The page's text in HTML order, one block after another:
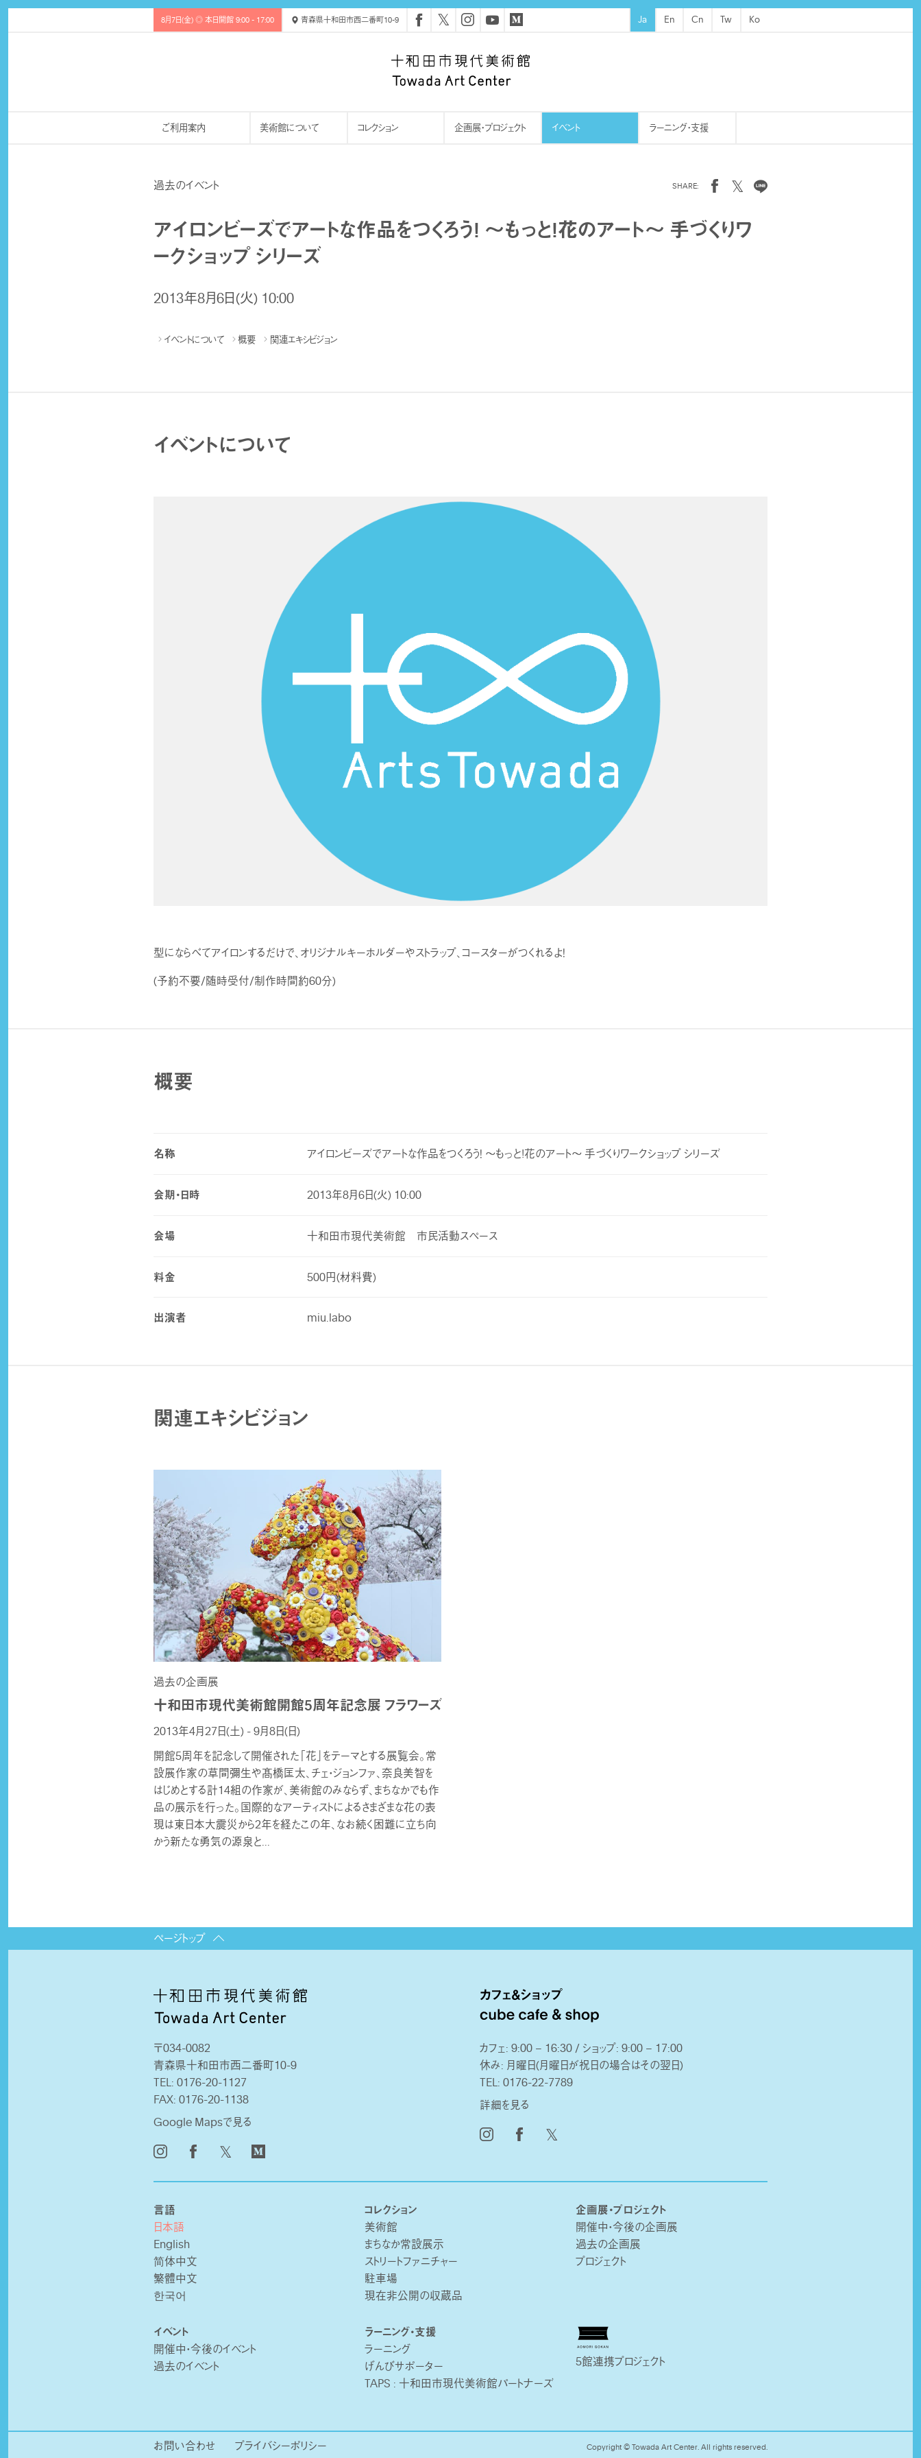
8月7日(金) ◎ 本日開館 9:00 - 17:00 青森県十和田市西二番町10-9 𝕏 Ja En Cn Tw Ko
ご利用案内 美術館について コレクション 企画展・プロジェクト イベント ラーニング・支援
過去のイベント 𝕏
アイロンビーズでアートな作品をつくろう! 〜もっと!花のアート〜 手づくりワ
ークショップ シリーズ
2013年8月6日(火) 10:00
イベントについて 概要 関連エキシビジョン
イベントについて
型にならべてアイロンするだけで、オリジナルキーホルダーやストラップ、コースターがつくれるよ！
(予約不要/随時受付/制作時間約60分)
概要
名称 アイロンビーズでアートな作品をつくろう！ 〜もっと!花のアート〜 手づくりワークショップ シリーズ
会期・日時 2013年8月6日(火) 10:00
会場 十和田市現代美術館 市民活動スペース
料金 500円(材料費)
出演者 miu.labo
関連エキシビジョン
過去の企画展
十和田市現代美術館開館5周年記念展 フラワーズ
2013年4月27日(土) - 9月8日(日)
開館5周年を記念して開催された「花」をテーマとする展覧会。常
設展作家の草間彌生や髙橋匡太、チェ・ジョンファ、奈良美智を
はじめとする計14組の作家が、美術館のみならず、まちなかでも作
品の展示を行った。国際的なアーティストによるさまざまな花の表
現は東日本大震災から2年を経たこの年、なお続く困難に立ち向
かう新たな勇気の源泉と...
ページトップ
〒034-0082
青森県十和田市西二番町10-9
TEL: 0176-20-1127
FAX: 0176-20-1138
Google Mapsで見る
𝕏
カフェ: 9:00 – 16:30 / ショップ: 9:00 – 17:00
休み: 月曜日(月曜日が祝日の場合はその翌日)
TEL: 0176-22-7789
詳細を見る
𝕏
言語
日本語
English
简体中文
繁體中文
한국어
コレクション
美術館
まちなか常設展示
ストリートファニチャー
駐車場
現在非公開の収蔵品
企画展・プロジェクト
開催中・今後の企画展
過去の企画展
プロジェクト
イベント
開催中・今後のイベント
過去のイベント
ラーニング・支援
ラーニング
げんびサポーター
TAPS : 十和田市現代美術館パートナーズ
5館連携プロジェクト
お問い合わせ プライバシーポリシー Copyright © Towada Art Center. All rights reserved.